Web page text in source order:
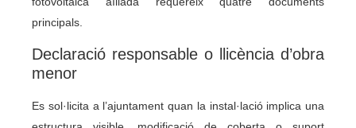
principals.
Declaració responsable o llicència d’obra
menor
Es sol·licita a l’ajuntament quan la instal·lació implica una